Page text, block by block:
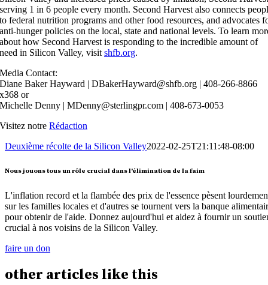
serving 1 in 6 people every month. Second Harvest also connects
to federal nutrition programs and other food resources, and advocates
anti-hunger policies on the local, state and national levels. To learn
about how Second Harvest is responding to the incredible amount of
need in Silicon Valley, visitshfb.org.
Media Contact:
Diane Baker Hayward | DBakerHayward@shfb.org | 408-266-8866
x368 or
Michelle Denny | MDenny@sterlingpr.com | 408-673-0053‬
Visitez notreRédaction
Deuxième récolte de la Silicon Valley2022-02-25T21:11:48-08:00
Nous jouons tous un rôle crucial dans l'élimination de la faim
L'inflation record et la flambée des prix de l'essence pèsent
sur les familles locales et d'autres se tournent vers la banque
pour obtenir de l'aide. Donnez aujourd'hui et aidez à fournir un
crucial à nos voisins de la Silicon Valley.
faire un don
other articles like this